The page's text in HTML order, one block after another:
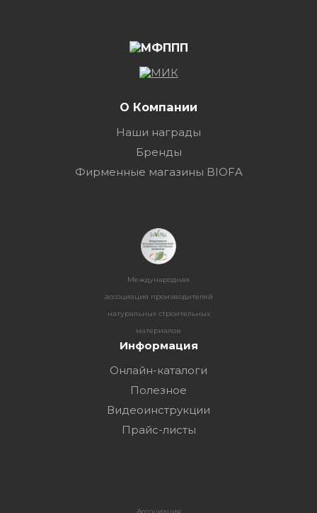
О Компании
Наши награды
Бренды
Фирменные магазины BIOFA
Международная
ассоциация производителей
натуральных строительных
материалов
Информация
Онлайн-каталоги
Полезное
Видеоинструкции
Прайс-листы
Ассоциация